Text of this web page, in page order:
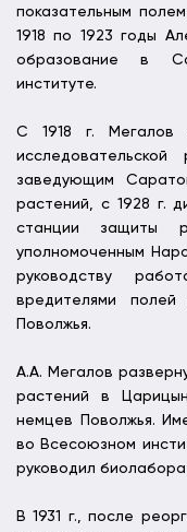
показательным
1918 по 1923 годы
образование в
институте.
С 1918 г. Мегалов
заведующим
растений, с 1928 г.
станции защиты
уполномоченным
руководству
вредителями
Поволжья.
А.А. Мегалов
растений в
немцев Поволжья.
во Всесоюзном
руководил
В 1931 г., после